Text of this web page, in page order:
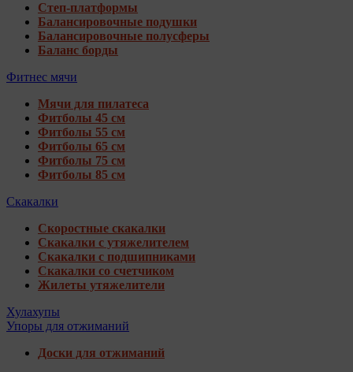
Степ-платформы
Балансировочные подушки
Балансировочные полусферы
Баланс борды
Фитнес мячи
Мячи для пилатеса
Фитболы 45 см
Фитболы 55 см
Фитболы 65 см
Фитболы 75 см
Фитболы 85 см
Скакалки
Скоростные скакалки
Скакалки с утяжелителем
Скакалки с подшипниками
Скакалки со счетчиком
Жилеты утяжелители
Хулахупы
Упоры для отжиманий
Доски для отжиманий